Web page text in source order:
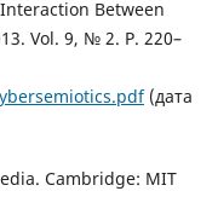
Between
Vol. 9, № 2. Р. 220–
(дата
Cambridge: MIT